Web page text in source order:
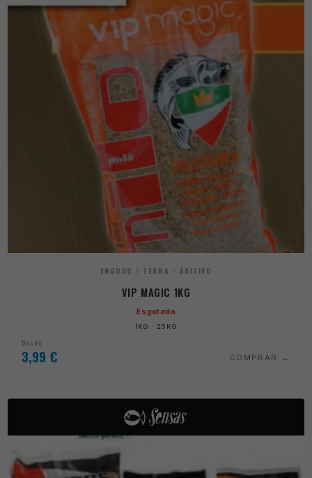
ENGODO / TERRA / ADITIVO
VIP MAGIC 1KG
Esgotado
1KG · 25KG
Desde
3,99 € COMPRAR